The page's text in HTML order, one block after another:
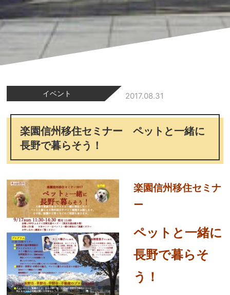
イベント 2017.08.31
楽園信州移住セミナー ペットと一緒に
長野で暮らそう！
楽園信州移住セミナ
ー
ペットと一緒に
長野で暮らそ
う！